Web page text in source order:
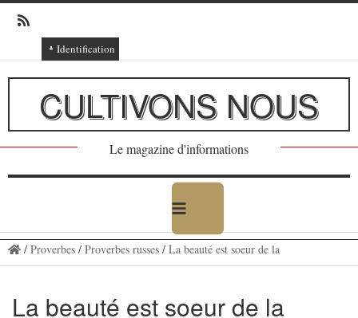
Identification
Connexion
Connexion via Facebook
Inscription
Ajout texte ou poème
CULTIVONS NOUS
Le magazine d'informations
/ Proverbes/ Proverbes russes/ La beauté est soeur de la
La beauté est soeur de la